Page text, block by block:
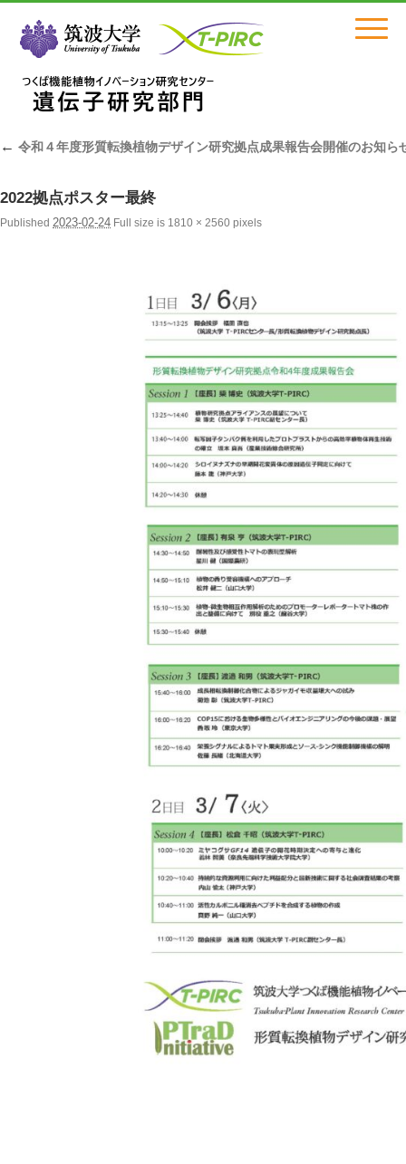
Click
← 令和４年度形質転換植物デザイン研究拠点成果報告会開催のお知ら
2022拠点ポスター最終
Published 2023-02-24 Full size is 1810 × 2560 pixels